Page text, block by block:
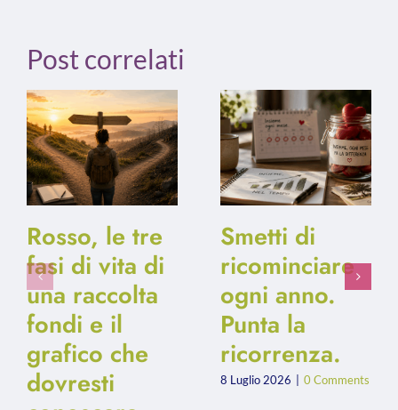
Post correlati
Rosso, le tre
fasi di vita di
una raccolta
fondi e il
grafico che
dovresti
Smetti di
ricominciare
ogni anno.
Punta la
ricorrenza.
8 Luglio 2026 0 Comments